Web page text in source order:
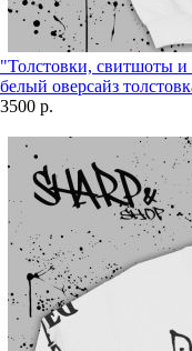
"Толстовки, свитшоты
белый оверсайз
3500 р.